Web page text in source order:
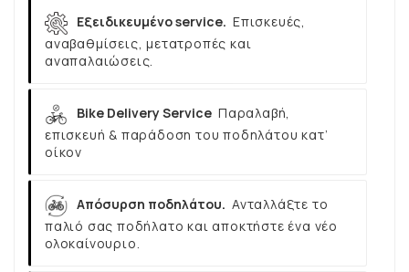
Εξειδικευμένο service. Επισκευές,
αναβαθμίσεις, μετατροπές και
αναπαλαιώσεις.
Bike Delivery Service Παραλαβή,
επισκευή & παράδοση του ποδηλάτου κατ’
οίκον
Απόσυρση ποδηλάτου. Ανταλλάξτε το
παλιό σας ποδήλατο και αποκτήστε ένα νέο
ολοκαίνουριο.